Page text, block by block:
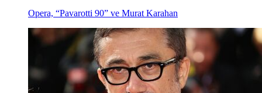
Opera, “Pavarotti 90” ve Murat Karahan